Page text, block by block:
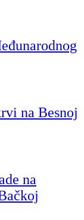
na Besnoj
na